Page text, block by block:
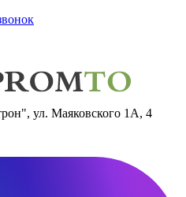
ул. Маяковского 1А, 4